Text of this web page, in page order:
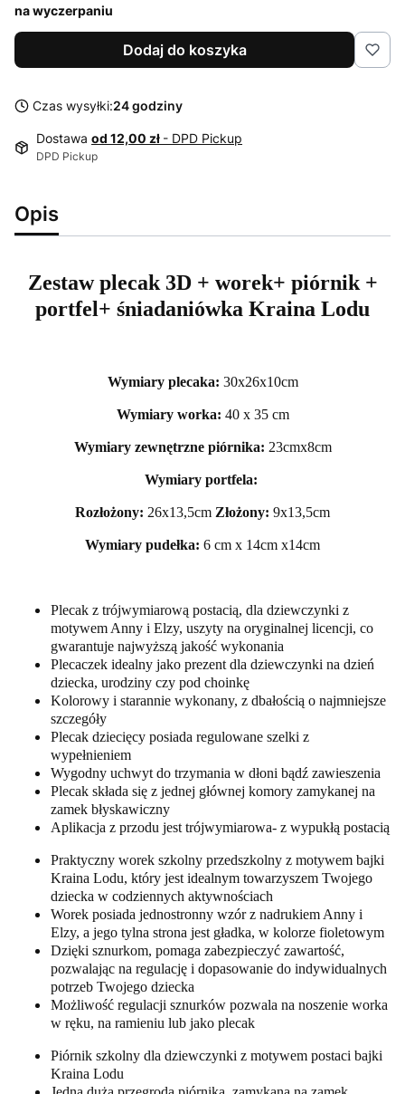
na wyczerpaniu
Dodaj do koszyka
Czas wysyłki:24 godziny
Dostawa od 12,00 zł - DPD Pickup
DPD Pickup
Opis
Zestaw plecak 3D + worek+ piórnik +
portfel+ śniadaniówka Kraina Lodu
Wymiary plecaka: 30x26x10cm
Wymiary worka: 40 x 35 cm
Wymiary zewnętrzne piórnika: 23cmx8cm
Wymiary portfela:
Rozłożony: 26x13,5cm Złożony: 9x13,5cm
Wymiary pudełka: 6 cm x 14cm x14cm
Plecak z trójwymiarową postacią, dla dziewczynki z
motywem Anny i Elzy, uszyty na oryginalnej licencji, co
gwarantuje najwyższą jakość wykonania
Plecaczek idealny jako prezent dla dziewczynki na dzień
dziecka, urodziny czy pod choinkę
Kolorowy i starannie wykonany, z dbałością o najmniejsze
szczegóły
Plecak dziecięcy posiada regulowane szelki z
wypełnieniem
Wygodny uchwyt do trzymania w dłoni bądź zawieszenia
Plecak składa się z jednej głównej komory zamykanej na
zamek błyskawiczny
Aplikacja z przodu jest trójwymiarowa- z wypukłą postacią
Praktyczny worek szkolny przedszkolny z motywem bajki
Kraina Lodu, który jest idealnym towarzyszem Twojego
dziecka w codziennych aktywnościach
Worek posiada jednostronny wzór z nadrukiem Anny i
Elzy, a jego tylna strona jest gładka, w kolorze fioletowym
Dzięki sznurkom, pomaga zabezpieczyć zawartość,
pozwalając na regulację i dopasowanie do indywidualnych
potrzeb Twojego dziecka
Możliwość regulacji sznurków pozwala na noszenie worka
w ręku, na ramieniu lub jako plecak
Piórnik szkolny dla dziewczynki z motywem postaci bajki
Kraina Lodu